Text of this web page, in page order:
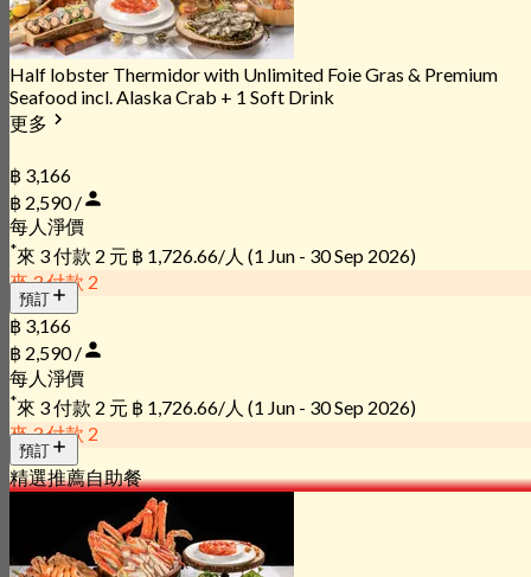
Half lobster Thermidor with Unlimited Foie Gras & Premium
Seafood incl. Alaska Crab + 1 Soft Drink
更多
฿ 3,166
฿ 2,590 /
每人淨價
*來 3 付款 2 元 ฿ 1,726.66/人 (1 Jun - 30 Sep 2026)
來 3 付款 2
預訂
฿ 3,166
฿ 2,590 /
每人淨價
*來 3 付款 2 元 ฿ 1,726.66/人 (1 Jun - 30 Sep 2026)
來 3 付款 2
預訂
精選推薦自助餐